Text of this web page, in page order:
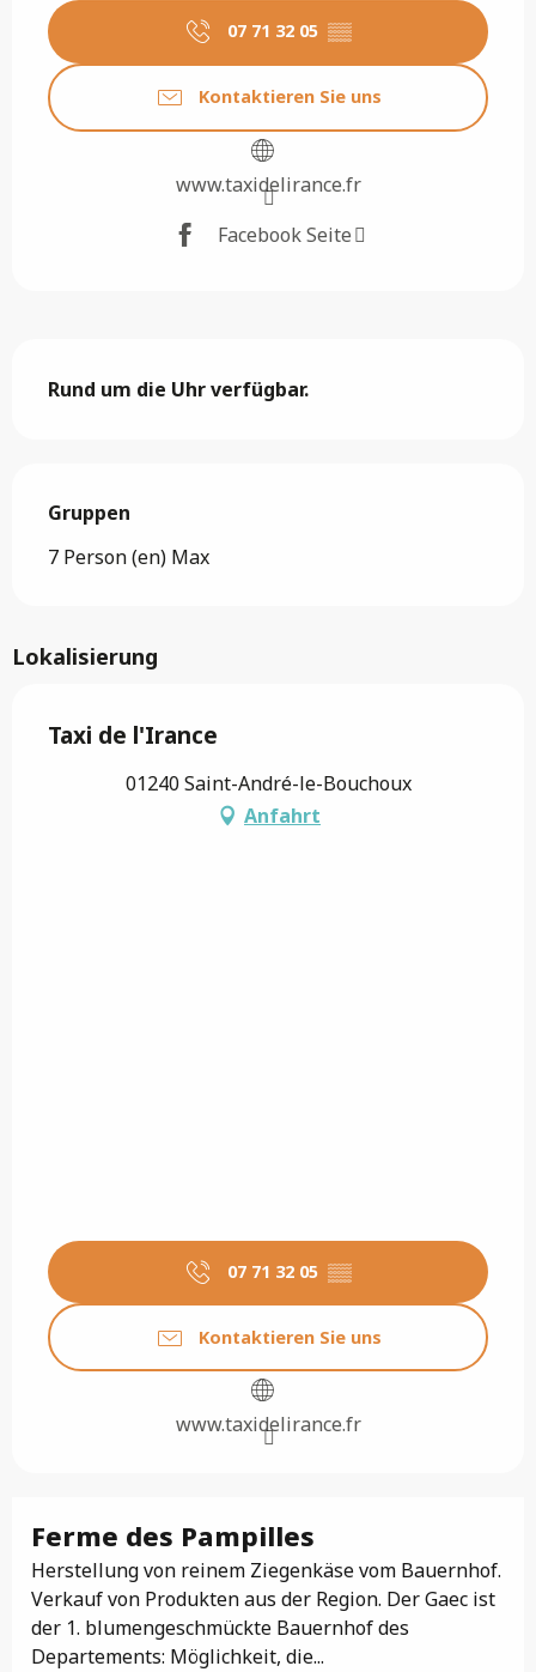
07 71 32 05 ▒▒
Kontaktieren Sie uns
www.taxidelirance.fr
Facebook Seite
Rund um die Uhr verfügbar.
Gruppen
Gruppen
7 Person (en) Max
Lokalisierung
Taxi de l'Irance
01240 Saint-André-le-Bouchoux
Anfahrt
07 71 32 05 ▒▒
Kontaktieren Sie uns
www.taxidelirance.fr
Ferme des Pampilles
Herstellung von reinem Ziegenkäse vom Bauernhof.
Verkauf von Produkten aus der Region. Der Gaec ist
der 1. blumengeschmückte Bauernhof des
Departements: Möglichkeit, die...